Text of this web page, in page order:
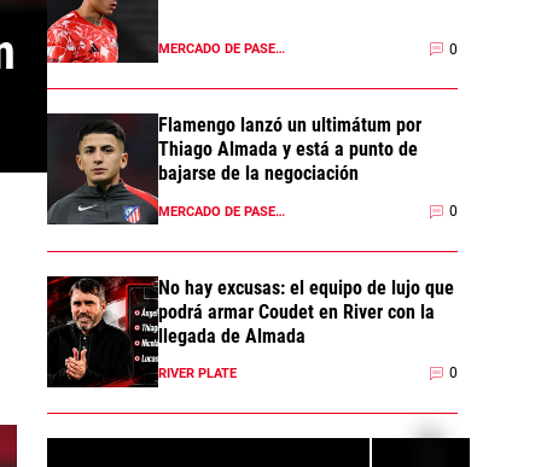
MERCADO DE PASES 2026 0
Flamengo lanzó un ultimátum por
Thiago Almada y está a punto de
bajarse de la negociación
MERCADO DE PASES 2026 0
No hay excusas: el equipo de lujo que
podrá armar Coudet en River con la
llegada de Almada
RIVER PLATE 0